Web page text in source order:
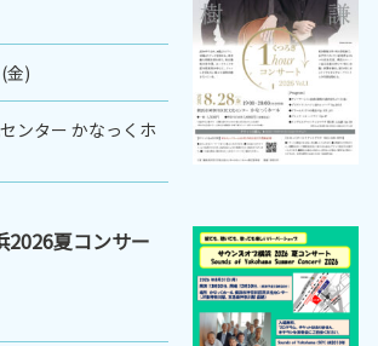
金)
ンター かなっくホ
2026夏コンサー